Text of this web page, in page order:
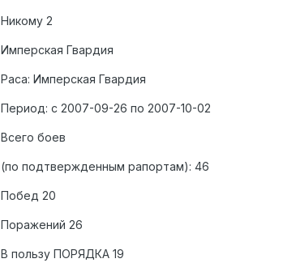
Никому 2
Имперская Гвардия
Раса: Имперская Гвардия
Период: с 2007-09-26 по 2007-10-02
Всего боев
(по подтвержденным рапортам): 46
Побед 20
Поражений 26
В пользу ПОРЯДКА 19